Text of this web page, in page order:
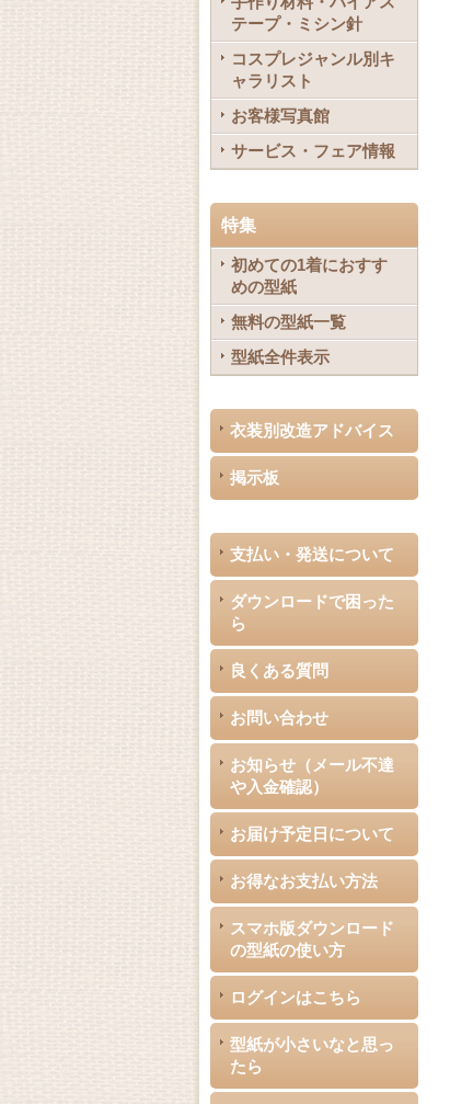
テープ・ミシン針
コスプレジャンル別キ
ャラリスト
お客様写真館
サービス・フェア情報
特集
初めての1着におすす
めの型紙
無料の型紙一覧
型紙全件表示
衣装別改造アドバイス
掲示板
支払い・発送について
ダウンロードで困った
ら
良くある質問
お問い合わせ
お知らせ（メール不達
や入金確認）
お届け予定日について
お得なお支払い方法
スマホ版ダウンロード
の型紙の使い方
ログインはこちら
型紙が小さいなと思っ
たら